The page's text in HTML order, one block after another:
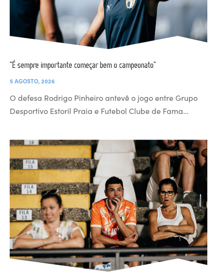
“É sempre importante começar bem o campeonato”
5 AGOSTO, 2026
O defesa Rodrigo Pinheiro antevê o jogo entre Grupo
Desportivo Estoril Praia e Futebol Clube de Fama…